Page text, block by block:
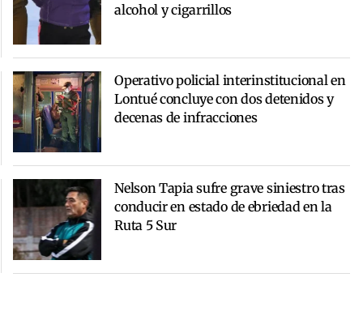
alcohol y cigarrillos
Operativo policial interinstitucional en
Lontué concluye con dos detenidos y
decenas de infracciones
Nelson Tapia sufre grave siniestro tras
conducir en estado de ebriedad en la
Ruta 5 Sur